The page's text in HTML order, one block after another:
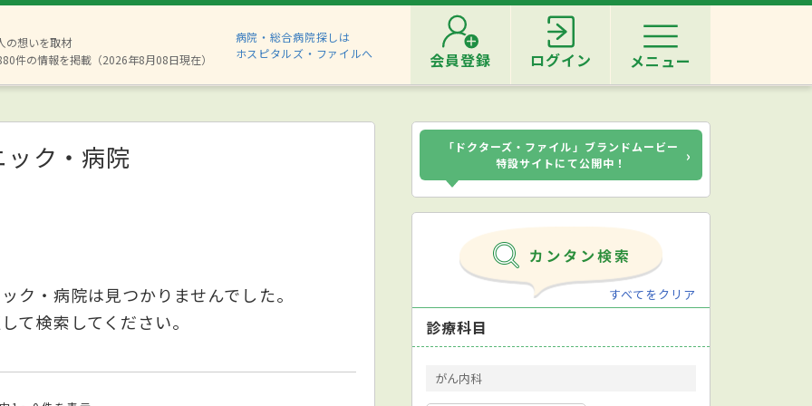
の想いを取材
件の情報を掲載（2026年8月08日現在）
病院・総合病院探しは
ホスピタルズ・ファイルへ
会員登録 ログイン メニュー
ク・病院
ク・病院は見つかりませんでした。
て検索してください。
「ドクターズ・ファイル」ブランドムービー
特設サイトにて公開中！
›
すべてをクリア
診療科目
がん内科